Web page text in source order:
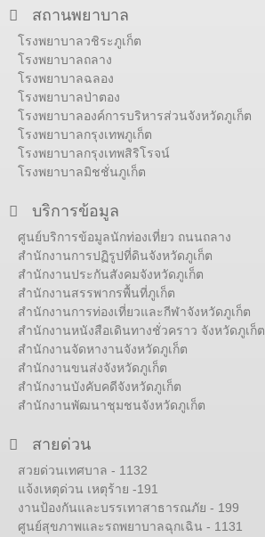
สถานพยาบาล
โรงพยาบาลวชิระภูเก็ต
โรงพยาบาลถลาง
โรงพยาบาลฉลอง
โรงพยาบาลป่าตอง
โรงพยาบาลองค์การบริหารส่วนจังหวัดภูเก็ต
โรงพยาบาลกรุงเทพภูเก็ต
โรงพยาบาลกรุงเทพสิริโรจน์
โรงพยาบาลมิชชั่นภูเก็ต
บริการข้อมูล
ศูนย์บริการข้อมูลนักท่องเที่ยว ถนนถลาง
สำนักงานการปฏิรูปที่ดินจังหวัดภูเก็ต
สำนักงานประกันสังคมจังหวัดภูเก็ต
สำนักงานสรรพากรพื้นที่ภูเก็ต
สำนักงานการท่องเที่ยวและกีฬาจังหวัดภูเก็ต
สำนักงานหนังสือเดินทางชั่วคราว จังหวัดภูเก็ต
สำนักงานจัดหางานจังหวัดภูเก็ต
สำนักงานขนส่งจังหวัดภูเก็ต
สำนักงานบังคับคดีจังหวัดภูเก็ต
สำนักงานพัฒนาชุมชนจังหวัดภูเก็ต
สายด่วน
สวยด่วนเทศบาล - 1132
แจ้งเหตุด่วน เหตุร้าย -191
งานป้องกันและบรรเทาสาธารณภัย - 199
ศูนย์สุขภาพและรถพยาบาลฉุกเฉิน - 1131